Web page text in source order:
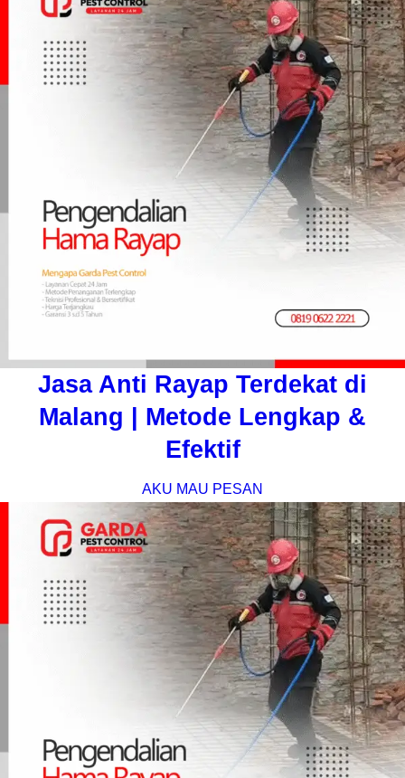
Jasa Anti Rayap Terdekat di
Malang | Metode Lengkap &
Efektif
AKU MAU PESAN